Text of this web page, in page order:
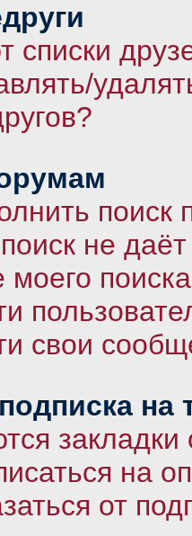
списки
не даёт
моего
свои
на
закладки
на
от